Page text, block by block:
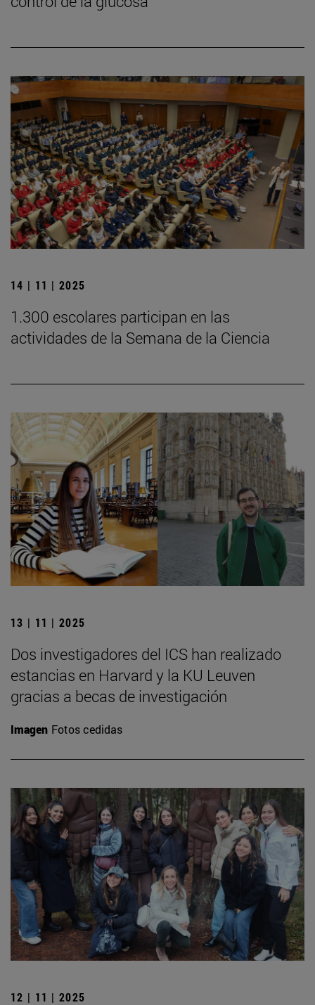
14 | 11 | 2025
1.300 escolares participan en las
actividades de la Semana de la Ciencia
13 | 11 | 2025
Dos investigadores del ICS han realizado
estancias en Harvard y la KU Leuven
gracias a becas de investigación
Imagen Fotos cedidas
12 | 11 | 2025